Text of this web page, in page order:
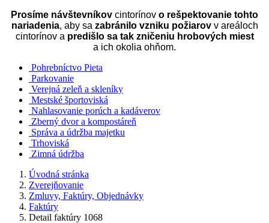
Prosíme návštevníkov cintorínov o rešpektovanie tohto
nariadenia, aby sa zabránilo vzniku požiarovv areáloch
cintorínov a predišlo sa tak zničeniu hrobových miest
a ich okolia ohňom.
Pohrebníctvo Pieta
Parkovanie
Verejná zeleň a skleníky
Mestské športoviská
Nahlasovanie porúch a kadáverov
Zberný dvor a kompostáreň
Správa a údržba majetku
Trhoviská
Zimná údržba
Úvodná stránka
Zverejňovanie
Zmluvy, Faktúry, Objednávky
Faktúry
Detail faktúry 1068